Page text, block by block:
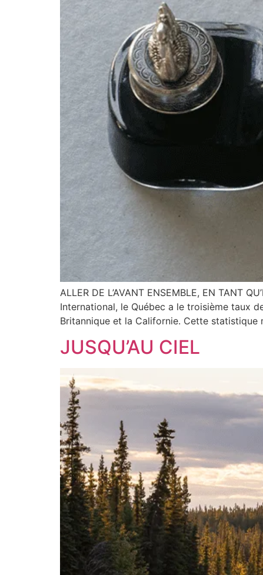
ALLER DE L’AVANT ENSEMBLE, EN TANT
International, le Québec a le troisième taux
Britannique et la Californie. Cette
JUSQU’AU CIEL